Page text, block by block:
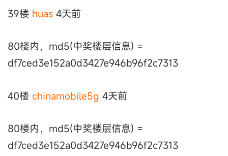
39楼 huas 4天前
80楼内，md5(中奖楼层信息) =
df7ced3e152a0d3427e946b96f2c7313
40楼 chinamobile5g 4天前
80楼内，md5(中奖楼层信息) =
df7ced3e152a0d3427e946b96f2c7313